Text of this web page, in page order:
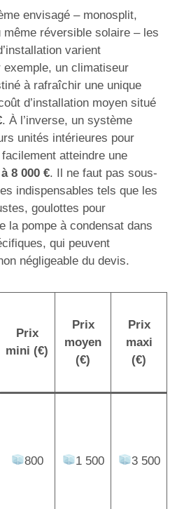
envisagé – monosplit,
réversible solaire – les
varient
un climatiseur
à rafraîchir une unique
d’installation moyen situé
. À l’inverse, un système
unités intérieures pour
atteindre une
8 000 €. Il ne faut pas sous-
indispensables tels que les
goulottes pour
la pompe à condensat dans
qui peuvent
négligeable du devis.
Prix
mini (€)
Prix
moyen
(€)
Prix
maxi
(€)
800 1 500 3 500